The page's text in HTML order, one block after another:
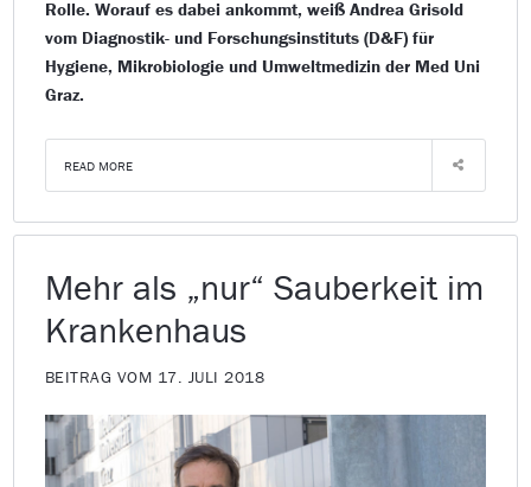
Rolle. Worauf es dabei ankommt, weiß Andrea Grisold
vom Diagnostik- und Forschungsinstituts (D&F) für
Hygiene, Mikrobiologie und Umweltmedizin der Med Uni
Graz.
READ MORE
Mehr als „nur“ Sauberkeit im
Krankenhaus
BEITRAG VOM 17. JULI 2018